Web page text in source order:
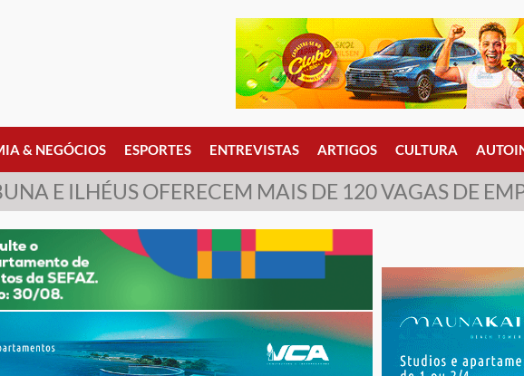
& NEGÓCIOS ESPORTES ENTREVISTAS ARTIGOS CULTURA
E ILHÉUS OFERECEM MAIS DE 120 VAGAS DE